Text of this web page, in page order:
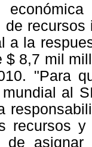
recursos
a la
8,7 mil
"Para
al
recursos
de